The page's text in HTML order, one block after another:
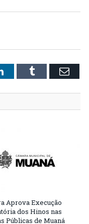
LinkedInTumblr Email
Aprova Execução
dos Hinos nas
Públicas de Muaná